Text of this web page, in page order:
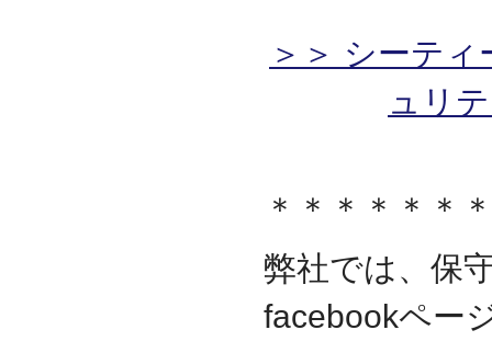
＞＞ シーテ
ュリ
＊＊＊＊＊＊
弊社では、保
facebookペー